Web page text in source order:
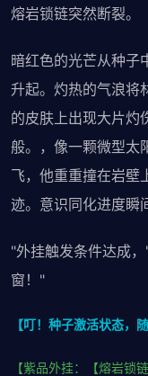
熔岩锁链突然断裂。
暗红色的光芒从种子
升起。灼热的气浪将
的皮肤上出现大片灼
般。，像一颗微型太
飞，他重重撞在岩壁
迹。意识同化进度瞬
"外挂触发条件达成
窗！"
【叮！种子激活状态，
【紫品外挂：【熔岩锁